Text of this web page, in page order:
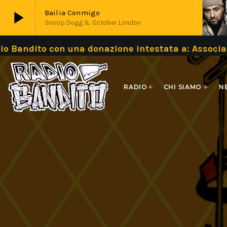
play_arrow Bailia Conmigo
Snoop Dogg & October London
play_arrow Live
una donazione intestata a: Associazione
RADIO CHI SIAMO